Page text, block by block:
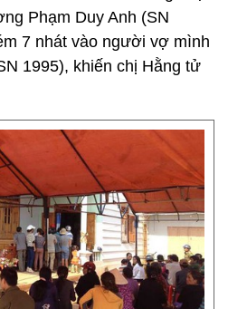
Phạm Duy Anh (SN
7 nhát vào người vợ mình
1995), khiến chị Hằng tử